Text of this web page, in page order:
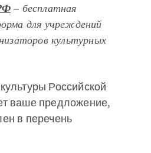
– бесплатная
для учреждений
культурных
Российской
ваше предложение,
в перечень